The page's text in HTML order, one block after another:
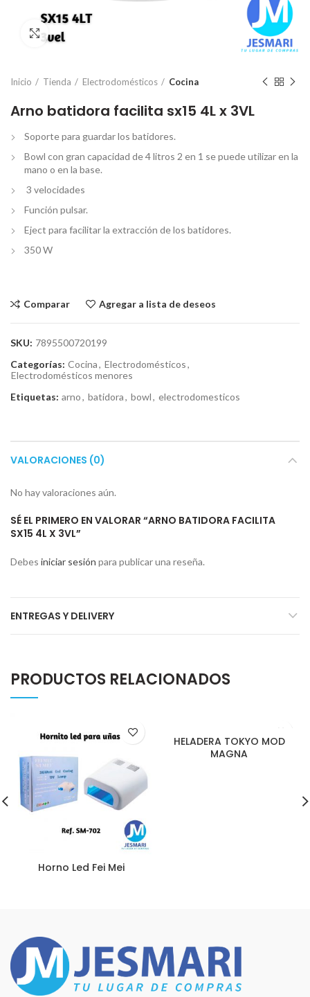
Click para ampliar
Inicio Tienda Electrodomésticos Cocina
Arno batidora facilita sx15 4L x 3VL
Soporte para guardar los batidores.
Bowl con gran capacidad de 4 litros 2 en 1 se puede utilizar en la
mano o en la base.
3 velocidades
Función pulsar.
Eject para facilitar la extracción de los batidores.
350 W
Comparar Agregar a lista de deseos
SKU: 7895500720199
Categorías: Cocina, Electrodomésticos,
Electrodomésticos menores
Etiquetas: arno, batidora, bowl, electrodomesticos
VALORACIONES (0)
No hay valoraciones aún.
SÉ EL PRIMERO EN VALORAR “ARNO BATIDORA FACILITA
SX15 4L X 3VL”
Debes iniciar sesión para publicar una reseña.
ENTREGAS Y DELIVERY
PRODUCTOS RELACIONADOS
Horno Led Fei Mei
HELADERA TOKYO MOD
MAGNA